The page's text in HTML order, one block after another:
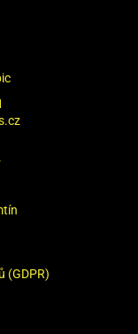
(GDPR)